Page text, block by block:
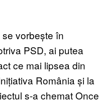
vorbește în
PSD, ai putea
ce mai lipsea din
România și la
s-a chemat Once